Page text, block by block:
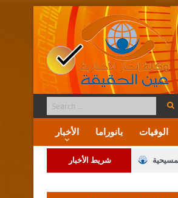
الأخبار بانوراما الوفيات
شريط الأخبار